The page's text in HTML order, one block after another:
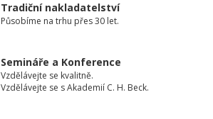
Tradiční nakladatelství
Působíme na trhu přes 30 let.
Semináře a Konference
Vzdělávejte se kvalitně.
Vzdělávejte se s Akademií C. H. Beck.